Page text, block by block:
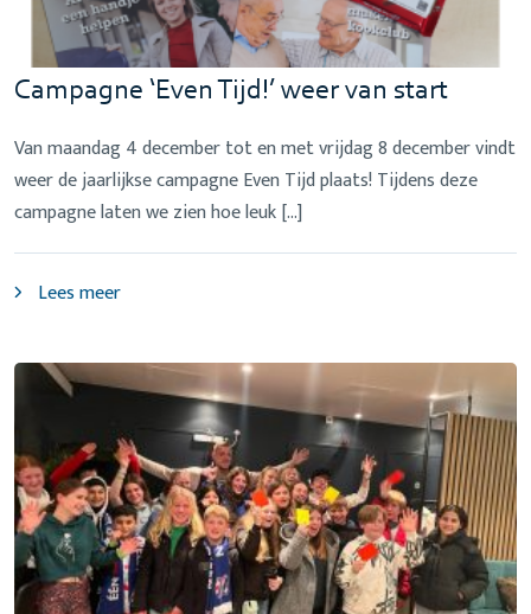
Campagne ‘Even Tijd!’ weer van start
Van maandag 4 december tot en met vrijdag 8 december vindt
weer de jaarlijkse campagne Even Tijd plaats! Tijdens deze
campagne laten we zien hoe leuk […]
Lees meer